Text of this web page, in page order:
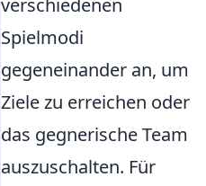
verschiedenen
Spielmodi
gegeneinander an, um
Ziele zu erreichen oder
das gegnerische Team
auszuschalten. Für